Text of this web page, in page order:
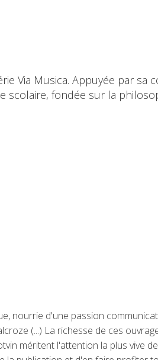
Via Musica. Appuyée par
scolaire, fondée sur la
nourrie d'une passion
(...) La richesse de ces
méritent l'attention la plus vive